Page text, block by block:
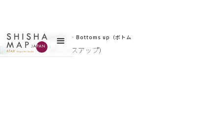
サイトトップ > お店を探す > Bottoms up（ボトム
スアップ）